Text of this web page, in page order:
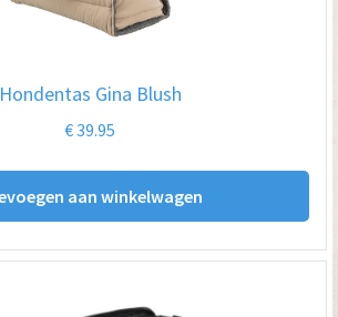
Hondentas Gina Blush
€39.95
aan winkelwagen